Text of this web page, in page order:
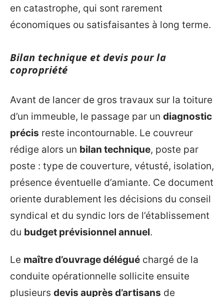
en catastrophe, qui sont rarement
économiques ou satisfaisantes à long terme.
Bilan technique et devis pour la
copropriété
Avant de lancer de gros travaux sur la toiture
d’un immeuble, le passage par un diagnostic
précis reste incontournable. Le couvreur
rédige alors un bilan technique, poste par
poste : type de couverture, vétusté, isolation,
présence éventuelle d’amiante. Ce document
oriente durablement les décisions du conseil
syndical et du syndic lors de l’établissement
du budget prévisionnel annuel.
Le maître d’ouvrage délégué chargé de la
conduite opérationnelle sollicite ensuite
plusieurs devis auprès d’artisans de